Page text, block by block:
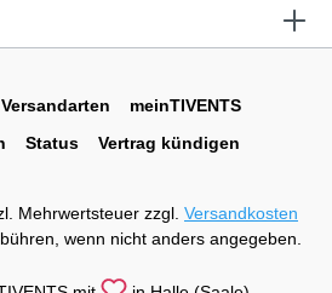
Versandarten
meinTIVENTS
Status Vertrag kündigen
Mehrwertsteuer zzgl. Versandkosten
wenn nicht anders angegeben.